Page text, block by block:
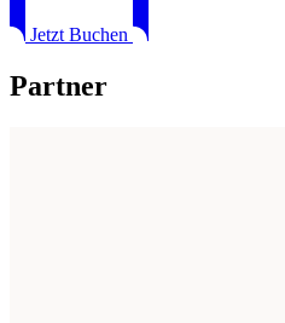
Jetzt Buchen
Partner